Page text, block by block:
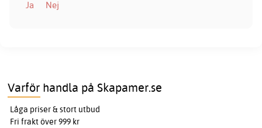
Ja
Nej
Varför handla på Skapamer.se
Låga priser & stort utbud
Fri frakt över 999 kr